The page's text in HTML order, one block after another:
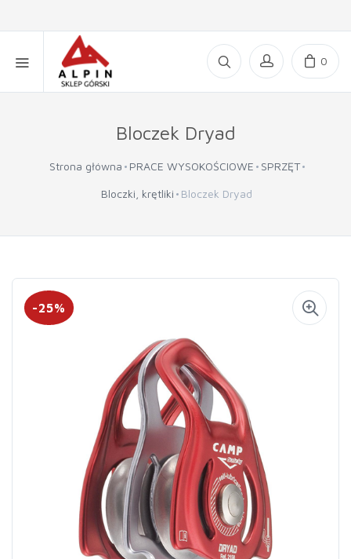
0
Bloczek Dryad
Strona główna PRACE WYSOKOŚCIOWE SPRZĘT
Bloczki, krętliki Bloczek Dryad
-25%